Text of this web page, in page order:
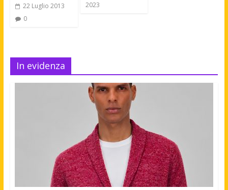
22 Luglio 2013
0
2023
In evidenza